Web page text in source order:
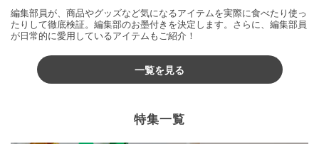
編集部員が、商品やグッズなど気になるアイテムを実際に食べたり使っ
たりして徹底検証。編集部のお墨付きを決定します。さらに、編集部員
が日常的に愛用しているアイテムもご紹介！
一覧を見る
特集一覧